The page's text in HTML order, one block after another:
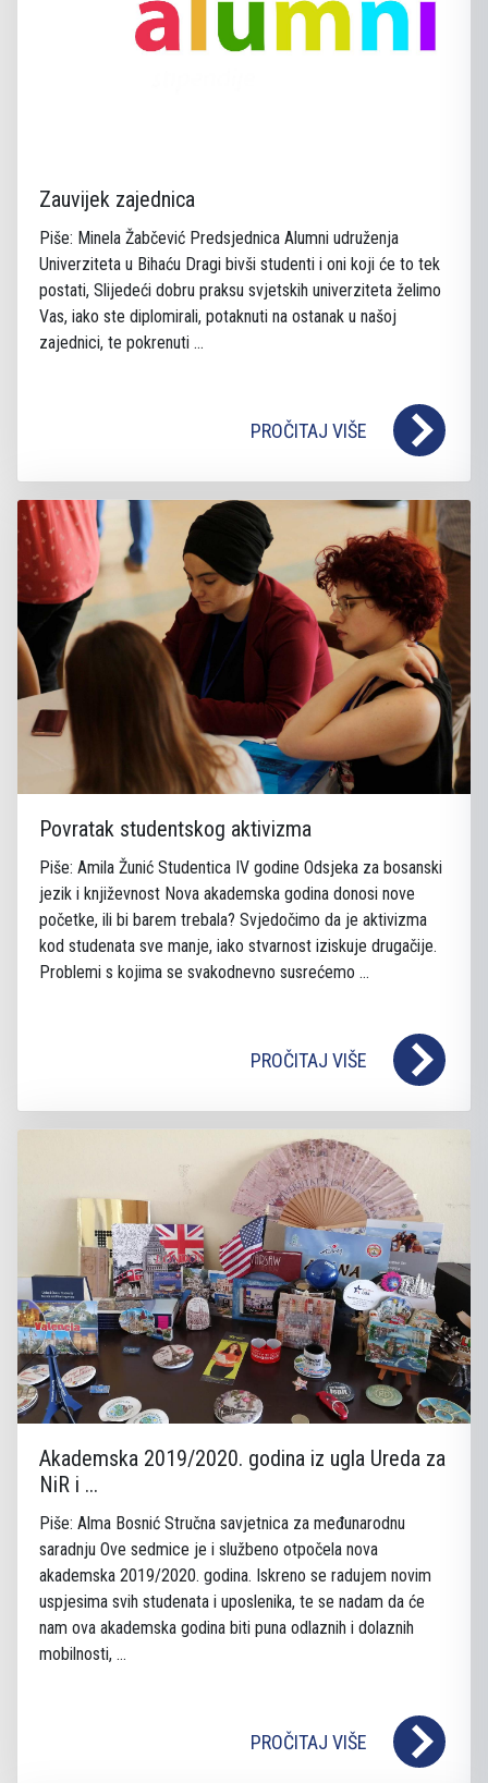
Zauvijek zajednica
Piše: Minela Žabčević Predsjednica Alumni udruženja
Univerziteta u Bihaću Dragi bivši studenti i oni koji će to tek
postati, Slijedeći dobru praksu svjetskih univerziteta želimo
Vas, iako ste diplomirali, potaknuti na ostanak u našoj
zajednici, te pokrenuti ...
PROČITAJ VIŠE
Povratak studentskog aktivizma
Piše: Amila Žunić Studentica IV godine Odsjeka za bosanski
jezik i književnost Nova akademska godina donosi nove
početke, ili bi barem trebala? Svjedočimo da je aktivizma
kod studenata sve manje, iako stvarnost iziskuje drugačije.
Problemi s kojima se svakodnevno susrećemo ...
PROČITAJ VIŠE
Akademska 2019/2020. godina iz ugla Ureda za
NiR i ...
Piše: Alma Bosnić Stručna savjetnica za međunarodnu
saradnju Ove sedmice je i službeno otpočela nova
akademska 2019/2020. godina. Iskreno se radujem novim
uspjesima svih studenata i uposlenika, te se nadam da će
nam ova akademska godina biti puna odlaznih i dolaznih
mobilnosti, ...
PROČITAJ VIŠE